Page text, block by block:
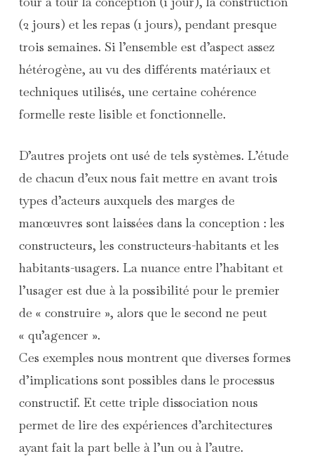
(2 jours) et les repas (1 jours), pendant presque
trois semaines. Si l’ensemble est d’aspect assez
hétérogène, au vu des différents matériaux et
techniques utilisés, une certaine cohérence
formelle reste lisible et fonctionnelle.
D’autres projets ont usé de tels systèmes. L’étude
de chacun d’eux nous fait mettre en avant trois
types d’acteurs auxquels des marges de
manœuvres sont laissées dans la conception : les
constructeurs, les constructeurs-habitants et les
habitants-usagers. La nuance entre l’habitant et
l’usager est due à la possibilité pour le premier
de « construire », alors que le second ne peut
« qu’agencer ».
Ces exemples nous montrent que diverses formes
d’implications sont possibles dans le processus
constructif. Et cette triple dissociation nous
permet de lire des expériences d’architectures
ayant fait la part belle à l’un ou à l’autre.